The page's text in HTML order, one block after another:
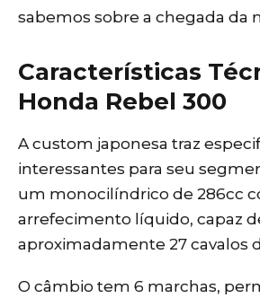
Características
Honda Rebel 300
A custom japonesa traz
interessantes para seu
um monocilíndrico de 286cc
arrefecimento líquido, capaz
aproximadamente 27 cavalos
O câmbio tem 6 marchas,